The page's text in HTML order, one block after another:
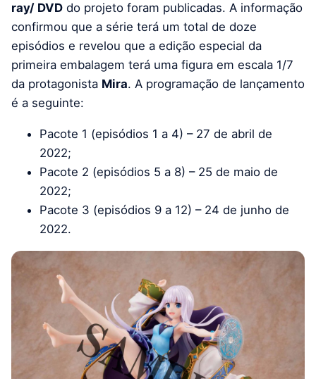
ray/ DVD do projeto foram publicadas. A informação
confirmou que a série terá um total de doze
episódios e revelou que a edição especial da
primeira embalagem terá uma figura em escala 1/7
da protagonista Mira. A programação de lançamento
é a seguinte:
Pacote 1 (episódios 1 a 4) – 27 de abril de
2022;
Pacote 2 (episódios 5 a 8) – 25 de maio de
2022;
Pacote 3 (episódios 9 a 12) – 24 de junho de
2022.